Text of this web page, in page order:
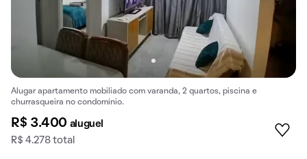
Alugar apartamento mobiliado com varanda, 2 quartos, piscina e
churrasqueira no condomínio.
R$ 3.400 aluguel
R$ 4.278 total